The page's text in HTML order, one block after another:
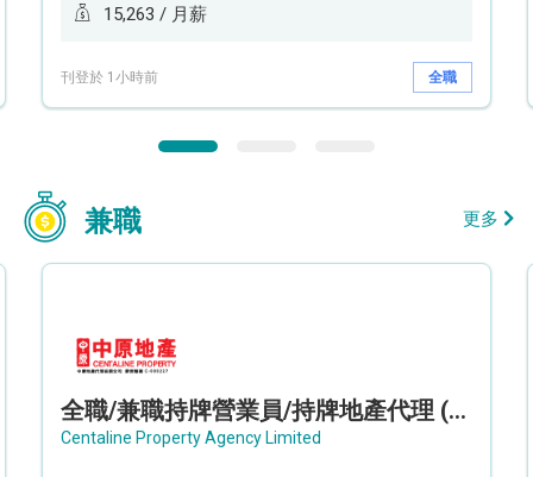
15,263 / 月薪
刊登於 1小時前 全職
兼職 更多
全職/兼職持牌營業員/持牌地產代理 (長沙灣/將軍澳/油塘)
Centaline Property Agency Limited